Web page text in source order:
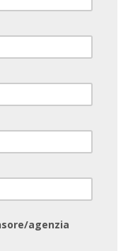
agenzia